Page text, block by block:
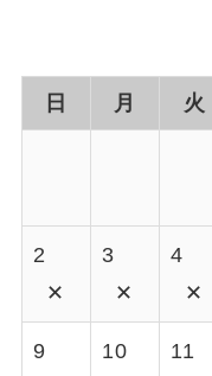
日 月 火
2
✕
3
✕
4
✕
9
10
11